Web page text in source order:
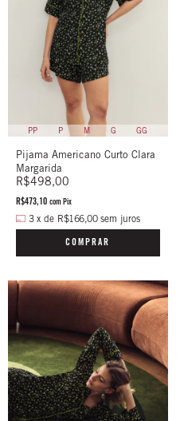
PP P M G GG
Pijama Americano Curto Clara
Margarida
R$498,00
R$473,10 com Pix
3 x de R$166,00 sem juros
COMPRAR